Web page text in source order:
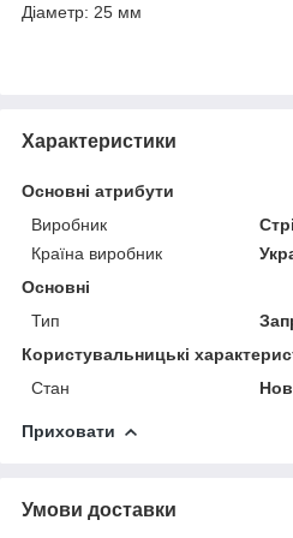
Діаметр: 25 мм
Характеристики
Основні атрибути
Виробник
Країна виробник
Основні
Тип
Користувальницькі
Стан
Приховати
Умови доставки